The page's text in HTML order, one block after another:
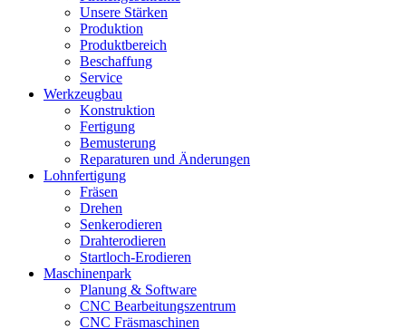
Unsere Stärken
Produktion
Produktbereich
Beschaffung
Service
Werkzeugbau
Konstruktion
Fertigung
Bemusterung
Reparaturen und Änderungen
Lohnfertigung
Fräsen
Drehen
Senkerodieren
Drahterodieren
Startloch-Erodieren
Maschinenpark
Planung & Software
CNC Bearbeitungszentrum
CNC Fräsmaschinen